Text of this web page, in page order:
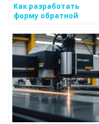
Как разработать
форму обратной
покупателей
металоизделий